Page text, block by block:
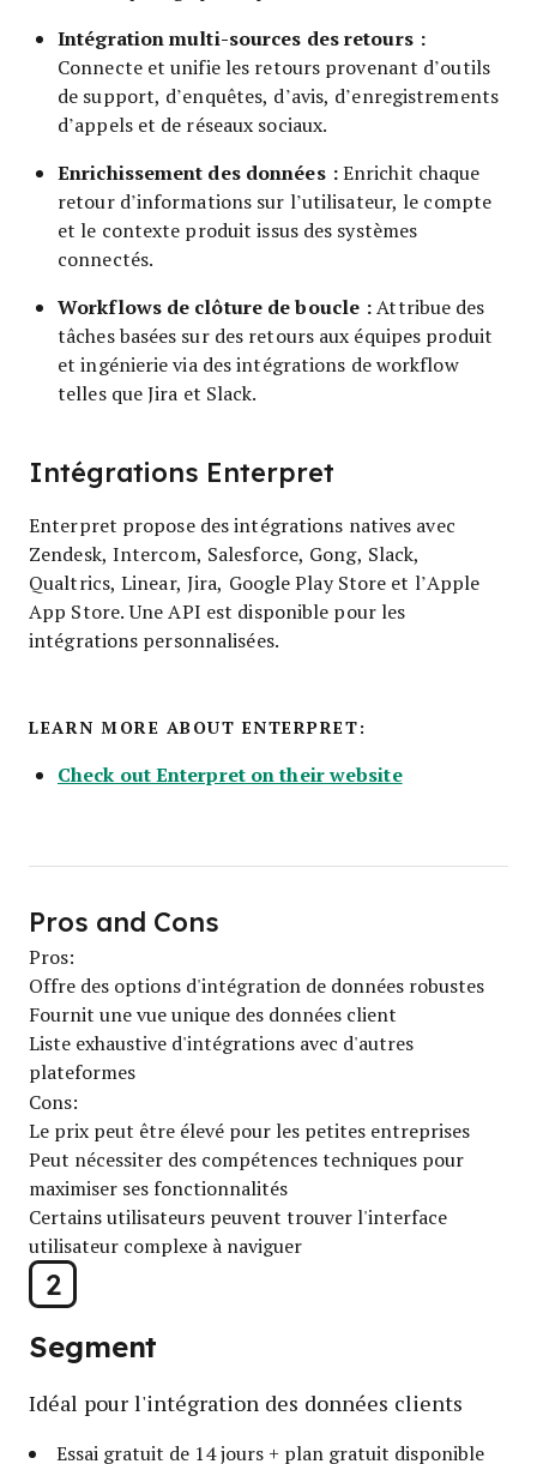
Intégration multi-sources des retours :
Connecte et unifie les retours provenant d’outils
de support, d’enquêtes, d’avis, d’enregistrements
d’appels et de réseaux sociaux.
Enrichissement des données :Enrichit chaque
retour d’informations sur l’utilisateur, le compte
et le contexte produit issus des systèmes
connectés.
Workflows de clôture de boucle : Attribue des
tâches basées sur des retours aux équipes produit
et ingénierie via des intégrations de workflow
telles que Jira et Slack.
Intégrations Enterpret
Enterpret propose des intégrations natives avec
Zendesk, Intercom, Salesforce, Gong, Slack,
Qualtrics, Linear, Jira, Google Play Store et l’Apple
App Store. Une API est disponible pour les
intégrations personnalisées.
LEARN MORE ABOUT ENTERPRET:
Check out Enterpret on their website
2
Segment
Idéal pour l'intégration des données clients
Essai gratuit de 14 jours + plan gratuit disponible
Pros and Cons
Pros:
Offre des options d'intégration de données robustes
Fournit une vue unique des données client
Liste exhaustive d'intégrations avec d'autres
plateformes
Cons:
Le prix peut être élevé pour les petites entreprises
Peut nécessiter des compétences techniques pour
maximiser ses fonctionnalités
Certains utilisateurs peuvent trouver l'interface
utilisateur complexe à naviguer